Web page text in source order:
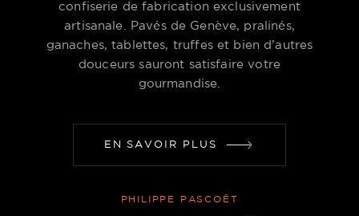
confiserie de fabrication exclusivement
artisanale. Pavés de Genève, pralinés,
ganaches, tablettes, truffes et bien d’autres
douceurs sauront satisfaire votre
gourmandise.
EN SAVOIR PLUS
PHILIPPE PASCOËT